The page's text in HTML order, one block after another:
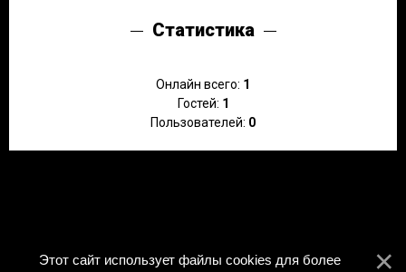
Статистика
Онлайн всего: 1
Гостей: 1
Пользователей: 0
Этот сайт использует файлы cookies для более